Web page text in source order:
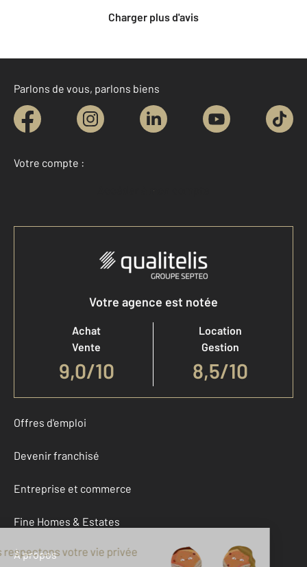
Charger plus d'avis
Parlons de vous, parlons biens
Votre compte :
Accéder à mon compte
Votre agence est notée
Achat
Vente
9,0/10
Location
Gestion
8,5/10
Offres d'emploi
Devenir franchisé
Entreprise et commerce
Fine Homes & Estates
À propos